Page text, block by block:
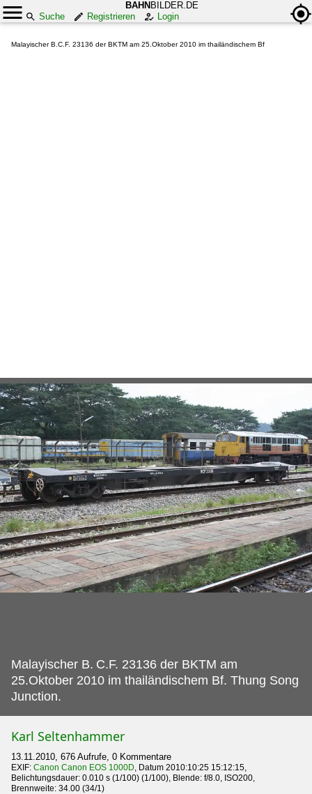
BAHN BILDER.DE
Suche
Registrieren Login
Malayischer B.C.F. 23136 der BKTM am 25.Oktober 2010 im thailändischem Bf
Malayischer B. C.F. 23136 der BKTM am
25.Oktober 2010 im thailändischem Bf. Thung Song
Junction.
Karl Seltenhammer
13.11.2010, 676 Aufrufe, 0 Kommentare
EXIF: Canon Canon EOS 1000D , Datum 2010:10:25 15:12:15,
Belichtungsdauer: 0.010 s (1/100) (1/100), Blende: f/8.0, ISO200,
Brennweite: 34.00 (34/1)